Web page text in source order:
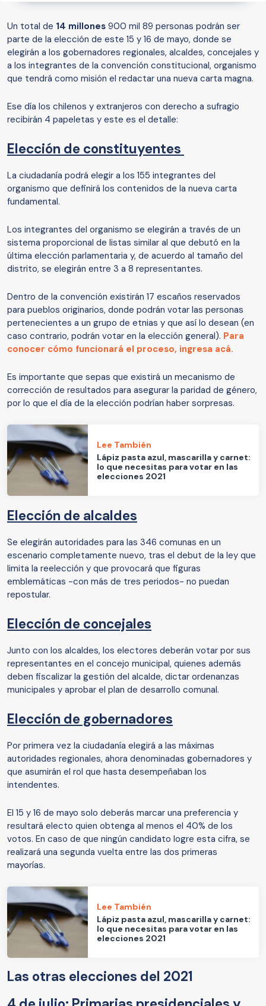
Un total de 14 millones 900 mil 89 personas podrán ser
parte de la elección de este 15 y 16 de mayo, donde se
elegirán a los gobernadores regionales, alcaldes, concejales y
a los integrantes de la convención constitucional, organismo
que tendrá como misión el redactar una nueva carta magna.
Ese día los chilenos y extranjeros con derecho a sufragio
recibirán 4 papeletas y este es el detalle:
Elección de constituyentes
La ciudadanía podrá elegir a los 155 integrantes del
organismo que definirá los contenidos de la nueva carta
fundamental.
Los integrantes del organismo se elegirán a través de un
sistema proporcional de listas similar al que debutó en la
última elección parlamentaria y, de acuerdo al tamaño del
distrito, se elegirán entre 3 a 8 representantes.
Dentro de la convención existirán 17 escaños reservados
para pueblos originarios, donde podrán votar las personas
pertenecientes a un grupo de etnias y que así lo desean (en
caso contrario, podrán votar en la elección general). Para
conocer cómo funcionará el proceso, ingresa acá.
Es importante que sepas que existirá un mecanismo de
corrección de resultados para asegurar la paridad de género,
por lo que el día de la elección podrían haber sorpresas.
Lee También
Lápiz pasta azul, mascarilla y carnet:
lo que necesitas para votar en las
elecciones 2021
Elección de alcaldes
Se elegirán autoridades para las 346 comunas en un
escenario completamente nuevo, tras el debut de la ley que
limita la reelección y que provocará que figuras
emblemáticas -con más de tres periodos- no puedan
repostular.
Elección de concejales
Junto con los alcaldes, los electores deberán votar por sus
representantes en el concejo municipal, quienes además
deben fiscalizar la gestión del alcalde, dictar ordenanzas
municipales y aprobar el plan de desarrollo comunal.
Elección de gobernadores
Por primera vez la ciudadanía elegirá a las máximas
autoridades regionales, ahora denominadas gobernadores y
que asumirán el rol que hasta desempeñaban los
intendentes.
El 15 y 16 de mayo solo deberás marcar una preferencia y
resultará electo quien obtenga al menos el 40% de los
votos. En caso de que ningún candidato logre esta cifra, se
realizará una segunda vuelta entre las dos primeras
mayorías.
Lee También
Lápiz pasta azul, mascarilla y carnet:
lo que necesitas para votar en las
elecciones 2021
Las otras elecciones del 2021